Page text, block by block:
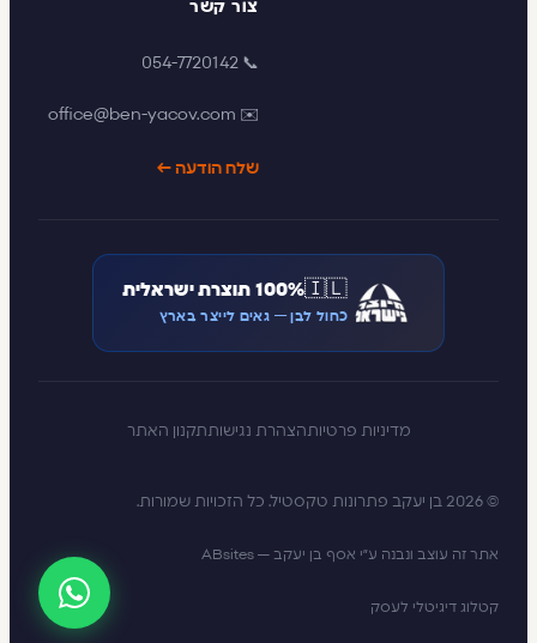
צור קשר
📞 054-7720142
✉️ office@ben-yacov.com
שלח הודעה ←
🇮🇱100% תוצרת ישראלית
כחול לבן — גאים לייצר בארץ
מדיניות פרטיותהצהרת נגישותתקנון האתר
© 2026 בן יעקב פתרונות טקסטיל. כל הזכויות שמורות.
אתר זה עוצב ונבנה ע״י אסף בן יעקב — ABsites
קטלוג דיגיטלי לעסק